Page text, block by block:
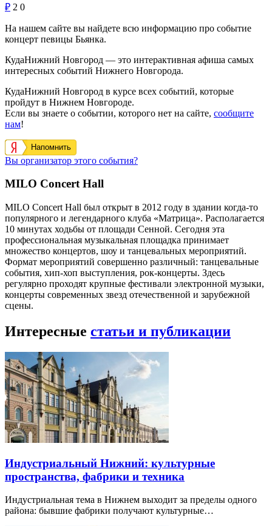
₽ 2 0
На нашем сайте вы найдете всю информацию про событие
концерт певицы Бьянка.
КудаНижний Новгород — это интерактивная афиша самых
интересных событий Нижнего Новгорода.
КудаНижний Новгород в курсе всех событий, которые
пройдут в Нижнем Новгороде.
Если вы знаете о событии, которого нет на сайте, сообщите
нам!
Напомнить
Вы организатор этого события?
MILO Concert Hall
MILO Concert Hall был открыт в 2012 году в здании когда-то
популярного и легендарного клуба «Матрица». Располагается
10 минутах ходьбы от площади Сенной. Сегодня эта
профессиональная музыкальная площадка принимает
множество концертов, шоу и танцевальных мероприятий.
Формат мероприятий совершенно различный: танцевальные
события, хип-хоп выступления, рок-концерты. Здесь
регулярно проходят крупные фестивали электронной музыки,
концерты современных звезд отечественной и зарубежной
сцены.
Интересные статьи и публикации
Индустриальный Нижний: культурные
пространства, фабрики и техника
Индустриальная тема в Нижнем выходит за пределы одного
района: бывшие фабрики получают культурные…